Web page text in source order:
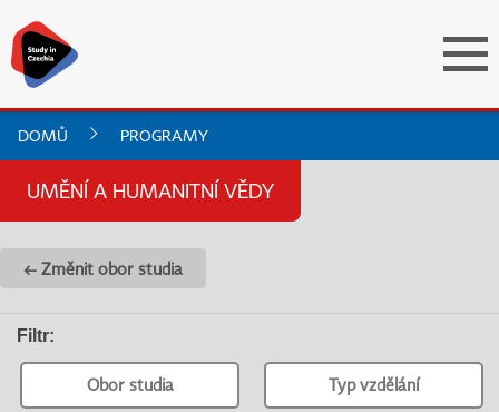
DOMŮ PROGRAMY
UMĚNÍ A HUMANITNÍ VĚDY
← Změnit obor studia
Filtr:
Obor studia Typ vzdělání